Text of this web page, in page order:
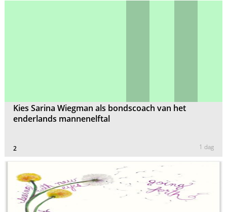
Kies Sarina Wiegman als bondscoach van het
enderlands mannenelftal
2 1 dag